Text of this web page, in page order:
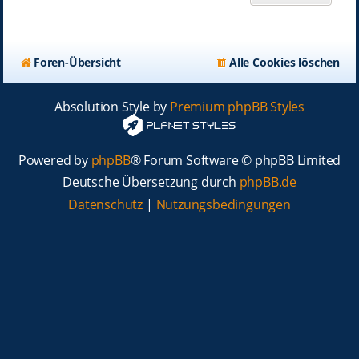
Foren-Übersicht Alle Cookies löschen
Absolution Style by Premium phpBB Styles
Powered by phpBB® Forum Software © phpBB Limited
Deutsche Übersetzung durch phpBB.de
Datenschutz | Nutzungsbedingungen